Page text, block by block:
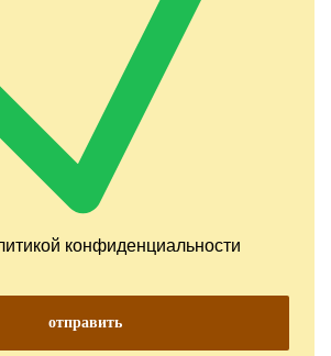
конфиденциальности
отправить